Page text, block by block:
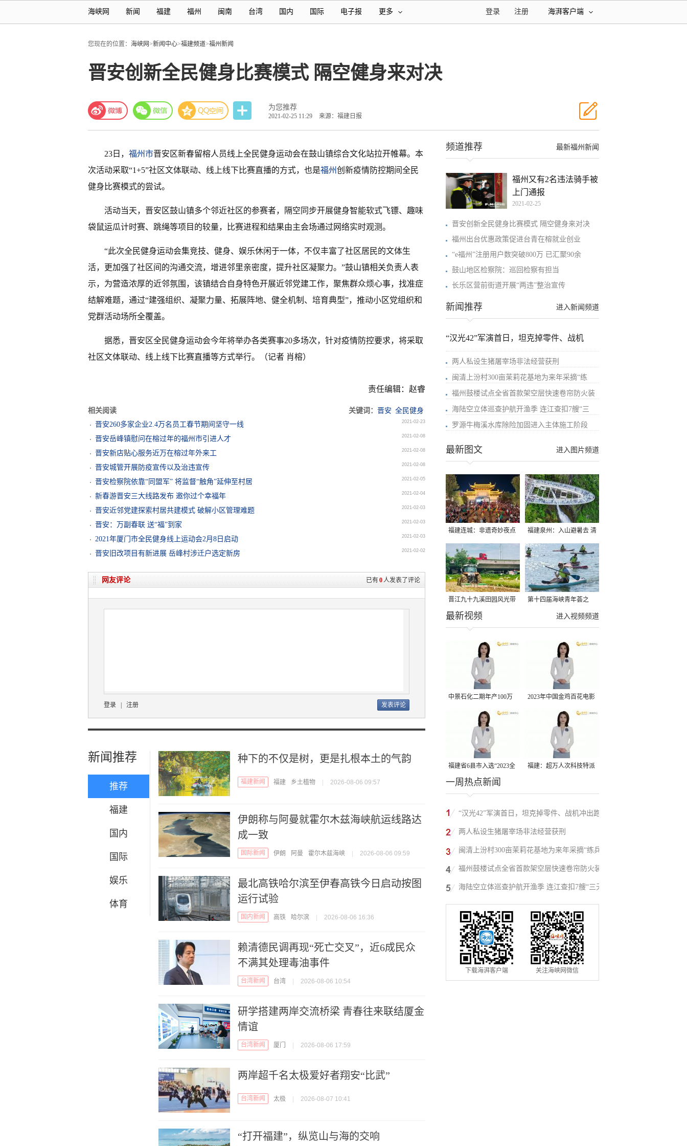
海峡网 新闻 福建 福州 闽南 台湾 国内 国际 电子报 更多 海湃客户端
注册
登录
您现在的位置： 海峡网>新闻中心>福建频道>福州新闻
晋安创新全民健身比赛模式 隔空健身来对决
为您推荐
2021-02-25 11:29 来源：福建日报
23日， 福州市晋安区新春留榕人员线上全民健身运动会在鼓山镇综合文化站拉开帷幕。本
次活动采取“1+5”社区文体联动、线上线下比赛直播的方式，也是福州创新疫情防控期间全民
健身比赛模式的尝试。
活动当天，晋安区鼓山镇多个邻近社区的参赛者，隔空同步开展健身智能软式飞镖、趣味
袋鼠运瓜计时赛、跳绳等项目的较量，比赛进程和结果由主会场通过网络实时观测。
“此次全民健身运动会集竞技、健身、娱乐休闲于一体，不仅丰富了社区居民的文体生
活，更加强了社区间的沟通交流，增进邻里亲密度，提升社区凝聚力。”鼓山镇相关负责人表
示，为营造浓厚的近邻氛围，该镇结合自身特色开展近邻党建工作，聚焦群众烦心事，找准症
结解难题，通过“建强组织、凝聚力量、拓展阵地、健全机制、培育典型”，推动小区党组织和
党群活动场所全覆盖。
据悉，晋安区全民健身运动会今年将举办各类赛事20多场次，针对疫情防控要求，将采取
社区文体联动、线上线下比赛直播等方式举行。
（记者 肖榕）
责任编辑：赵睿
相关阅读 关键词： 晋安 全民健身
晋安260多家企业2.4万名员工春节期间坚守一线
2021-02-23
晋安岳峰镇慰问在榕过年的福州市引进人才 2021-02-08
晋安新店贴心服务近万在榕过年外来工 2021-02-08
晋安城管开展防疫宣传以及治违宣传 2021-02-08
晋安检察院依靠“同盟军” 将监督“触角”延伸至村居 2021-02-05
新春游晋安三大线路发布 邀你过个幸福年 2021-02-04
晋安近邻党建探索村居共建模式 破解小区管理难题 2021-02-03
晋安：万副春联 送“福”到家 2021-02-03
2021年厦门市全民健身线上运动会2月8日启动 2021-02-03
晋安旧改项目有新进展 岳峰村涉迁户选定新房 2021-02-02
已有0人发表了评论
网友评论
登录 注册
新闻推荐
推荐
福建
国内
国际
娱乐
体育
种下的不仅是树，更是扎根本土的气韵
福建新闻 福建 乡土植物 2026-08-06 09:57
伊朗称与阿曼就霍尔木兹海峡航运线路达
成一致
国际新闻 伊朗 阿曼 霍尔木兹海峡 2026-08-06 09:59
最北高铁哈尔滨至伊春高铁今日启动按图
运行试验
国内新闻 高铁 哈尔滨 2026-08-06 16:36
赖清德民调再现“死亡交叉”，近6成民众
不满其处理毒油事件
台湾新闻 台湾 2026-08-06 10:54
研学搭建两岸交流桥梁 青春往来联结厦金
情谊
台湾新闻 厦门 2026-08-06 17:59
两岸超千名太极爱好者翔安“比武”
台湾新闻 太极 2026-08-07 10:41
“打开福建”，纵览山与海的交响
最新福州新闻
频道推荐
福州又有2名违法骑手被
上门通报
2021-02-25
晋安创新全民健身比赛模式 隔空健身来对决
福州出台优惠政策促进台青在榕就业创业
“e福州”注册用户数突破800万 已汇聚90余
鼓山地区检察院：巡回检察有担当
长乐区营前街道开展“两违”整治宣传
进入新闻频道
新闻推荐
“汉光42”军演首日，坦克掉零件、战机
两人私设生猪屠宰场非法经营获刑
闽清上汾村300亩茉莉花基地为来年采摘“练
福州鼓楼试点全省首款架空层快速卷帘防火装
海陆空立体巡查护航开渔季 连江查扣7艘“三
罗源牛梅溪水库除险加固进入主体施工阶段
进入图片频道
最新图文
福建连城：非遗奇妙夜点
亮夏夜
福建泉州：入山避暑去 清
凉好惬意
晋江九十九溪田园风光带
千亩早稻迎来成熟收割季
第十四届海峡青年荟之
2026榕台青年大学生水上
进入视频频道
最新视频
中景石化二期年产100万
吨丙烷脱氢项目建成中交
2023年中国金鸡百花电影
节有福电影巡展31日启动
福建省6县市入选“2023全
国县域发展潜力百强县”
福建：超万人次科技特派
一周热点新闻
“汉光42”军演首日，坦克掉零件、战机冲出跑
道、赖清德逃跑……螺丝都拧不紧，台军能打
两人私设生猪屠宰场非法经营获刑
闽清上汾村300亩茉莉花基地为来年采摘“练兵”
福州鼓楼试点全省首款架空层快速卷帘防火装
置
海陆空立体巡查护航开渔季 连江查扣7艘“三无”
船舶
下载海湃客户端 关注海峡网微信